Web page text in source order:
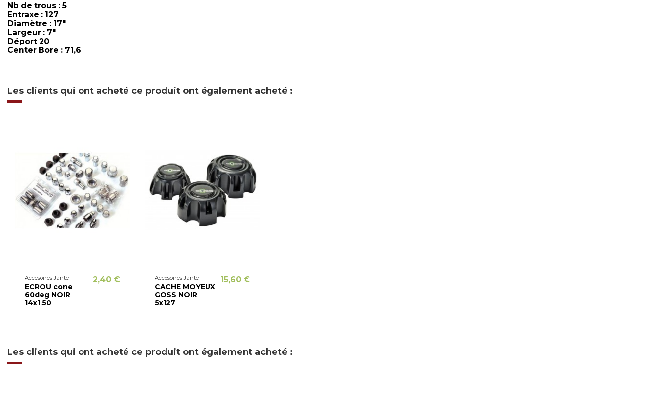
Nb de trous : 5
Entraxe : 127
Diamètre : 17"
Largeur : 7"
Déport 20
Center Bore : 71,6
Les clients qui ont acheté ce produit ont également acheté :
Accesoires Jante
ECROU cone
60deg NOIR
14x1.50
2,40 € Accesoires Jante
CACHE MOYEUX
GOSS NOIR
5x127
15,60 €
Les clients qui ont acheté ce produit ont également acheté :